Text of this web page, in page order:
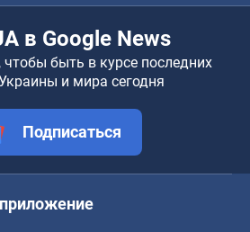
в Google News
чтобы быть в курсе последних
и мира сегодня
Подписаться